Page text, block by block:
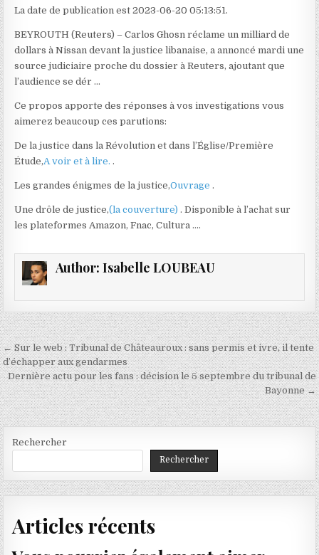
La date de publication est 2023-06-20 05:13:51.
BEYROUTH (Reuters) – Carlos Ghosn réclame un milliard de
dollars à Nissan devant la justice libanaise, a annoncé mardi une
source judiciaire proche du dossier à Reuters, ajoutant que
l’audience se dér …
Ce propos apporte des réponses à vos investigations vous
aimerez beaucoup ces parutions:
De la justice dans la Révolution et dans l’Église/Première
Étude,A voir et à lire. .
Les grandes énigmes de la justice,Ouvrage .
Une drôle de justice,(la couverture) . Disponible à l’achat sur
les plateformes Amazon, Fnac, Cultura ….
Author: Isabelle LOUBEAU
Navigation
de
l’article
← Sur le web : Tribunal de Châteauroux : sans permis et ivre, il tente
d’échapper aux gendarmes
Dernière actu pour les fans : décision le 5 septembre du tribunal de
Bayonne →
Rechercher
Rechercher
Articles récents